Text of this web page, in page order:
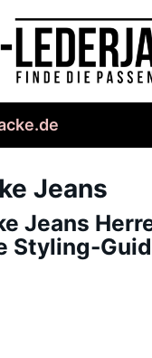
Jeans
Jeans
Styling-